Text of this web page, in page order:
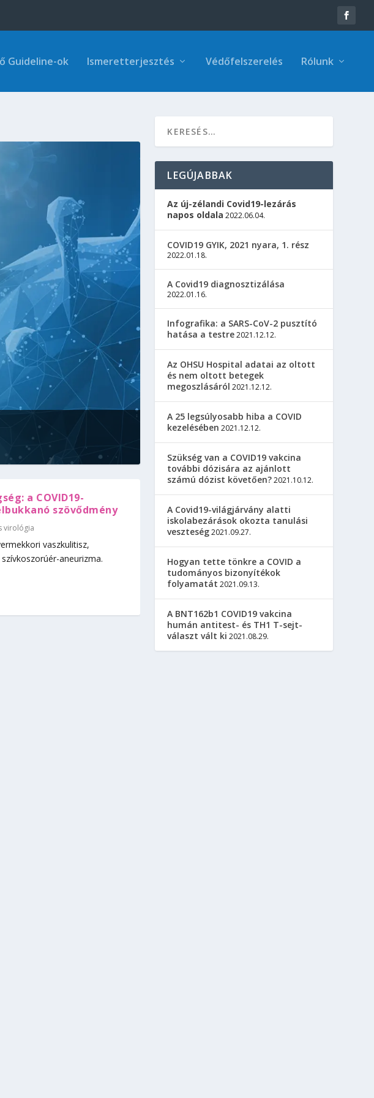
Guideline-ok Ismeretterjesztés Védőfelszerelés Rólunk
a COVID19-
szövődmény
virológia
vaszkulitisz,
aneurizma.
LEGÚJABBAK
Az új-zélandi Covid19-lezárás
napos oldala 2022.06.04.
COVID19 GYIK, 2021 nyara, 1. rész
2022.01.18.
A Covid19 diagnosztizálása
2022.01.16.
Infografika: a SARS-CoV-2 pusztító
hatása a testre2021.12.12.
Az OHSU Hospital adatai az oltott
és nem oltott betegek
megoszlásáról 2021.12.12.
A 25 legsúlyosabb hiba a COVID
kezelésében 2021.12.12.
Szükség van a COVID19 vakcina
további dózisára az ajánlott
számú dózist követően?2021.10.12.
A Covid19-világjárvány alatti
iskolabezárások okozta tanulási
veszteség2021.09.27.
Hogyan tette tönkre a COVID a
tudományos bizonyítékok
folyamatát 2021.09.13.
A BNT162b1 COVID19 vakcina
humán antitest- és TH1 T-sejt-
választ vált ki 2021.08.29.